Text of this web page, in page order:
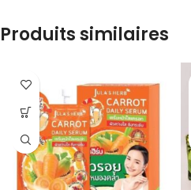
Produits similaires